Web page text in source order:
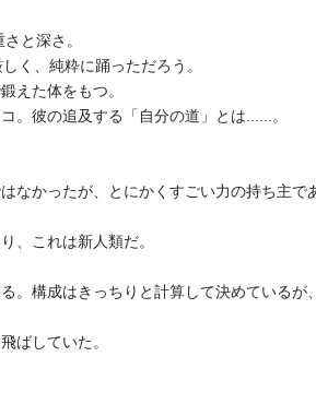
と深さ。
く、純粋に踊っただろう。
えた体をもつ。
。彼の追及する「自分の道」とは......。
なかったが、とにかくすごい力の持ち主で
、これは新人類だ。
。構成はきっちりと計算して決めているが
ばしていた。